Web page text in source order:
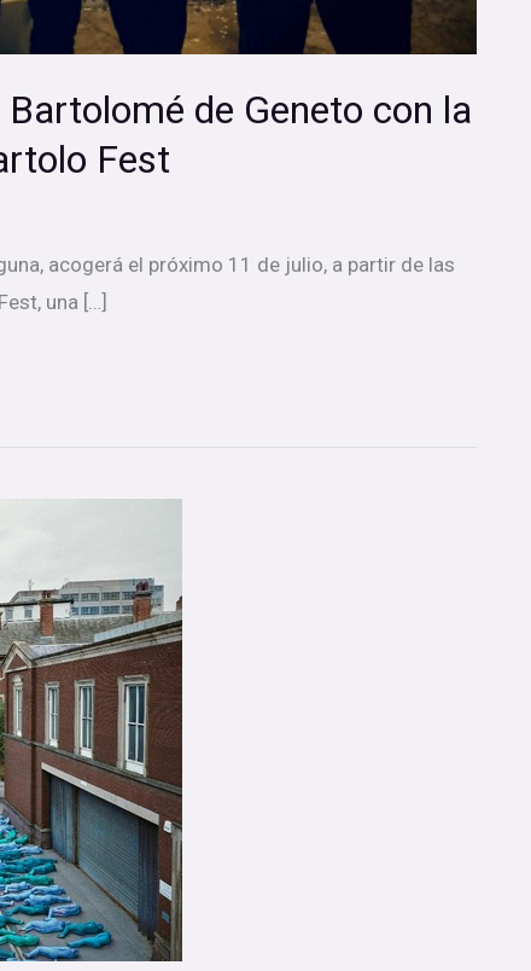
de Geneto con la
Fest
acogerá el próximo 11 de julio, a partir de las
una […]